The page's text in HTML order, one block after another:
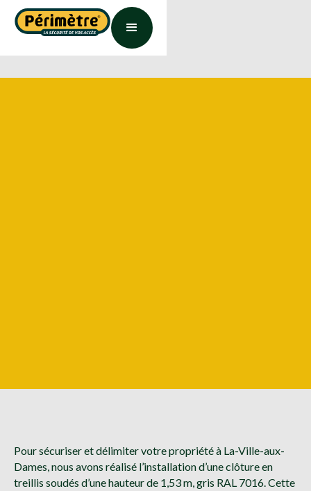
Pour sécuriser et délimiter votre propriété à La-Ville-aux-
Dames, nous avons réalisé l’installation d’une clôture en
treillis soudés d’une hauteur de 1,53 m, gris RAL 7016. Cette